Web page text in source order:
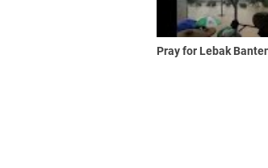
Pray for Lebak